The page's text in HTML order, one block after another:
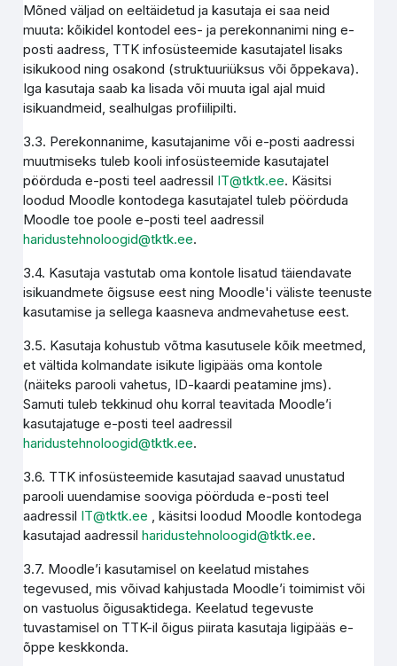
Mõned väljad on eeltäidetud ja kasutaja ei saa neid
muuta: kõikidel kontodel ees- ja perekonnanimi ning e-
posti aadress, TTK infosüsteemide kasutajatel lisaks
isikukood ning osakond (struktuuriüksus või õppekava).
Iga kasutaja saab ka lisada või muuta igal ajal muid
isikuandmeid, sealhulgas profiilipilti.
3.3. Perekonnanime, kasutajanime või e-posti aadressi
muutmiseks tuleb kooli infosüsteemide kasutajatel
pöörduda e-posti teel aadressil IT@tktk.ee. Käsitsi
loodud Moodle kontodega kasutajatel tuleb pöörduda
Moodle toe poole e-posti teel aadressil
haridustehnoloogid@tktk.ee.
3.4. Kasutaja vastutab oma kontole lisatud täiendavate
isikuandmete õigsuse eest ning Moodle'i väliste teenuste
kasutamise ja sellega kaasneva andmevahetuse eest.
3.5. Kasutaja kohustub võtma kasutusele kõik meetmed,
et vältida kolmandate isikute ligipääs oma kontole
(näiteks parooli vahetus, ID-kaardi peatamine jms).
Samuti tuleb tekkinud ohu korral teavitada Moodle’i
kasutajatuge e-posti teel aadressil
haridustehnoloogid@tktk.ee.
3.6. TTK infosüsteemide kasutajad saavad unustatud
parooli uuendamise sooviga pöörduda e-posti teel
aadressil IT@tktk.ee , käsitsi loodud Moodle kontodega
kasutajad aadressilharidustehnoloogid@tktk.ee.
3.7. Moodle’i kasutamisel on keelatud mistahes
tegevused, mis võivad kahjustada Moodle’i toimimist või
on vastuolus õigusaktidega. Keelatud tegevuste
tuvastamisel on TTK-il õigus piirata kasutaja ligipääs e-
õppe keskkonda.